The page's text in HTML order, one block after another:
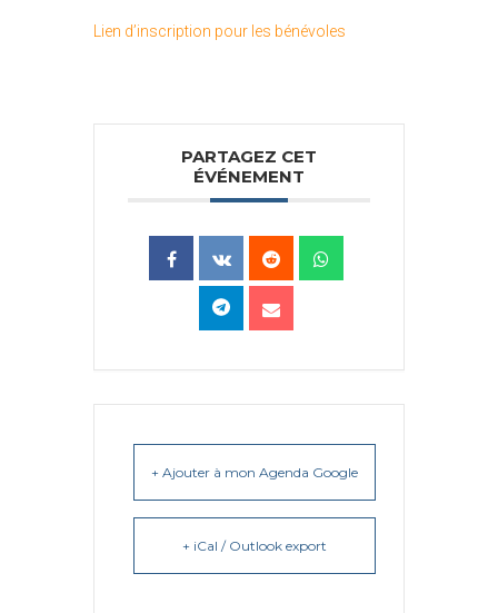
Lien d’inscription pour les bénévoles
PARTAGEZ CET
ÉVÉNEMENT
+ Ajouter à mon Agenda Google
+ iCal / Outlook export